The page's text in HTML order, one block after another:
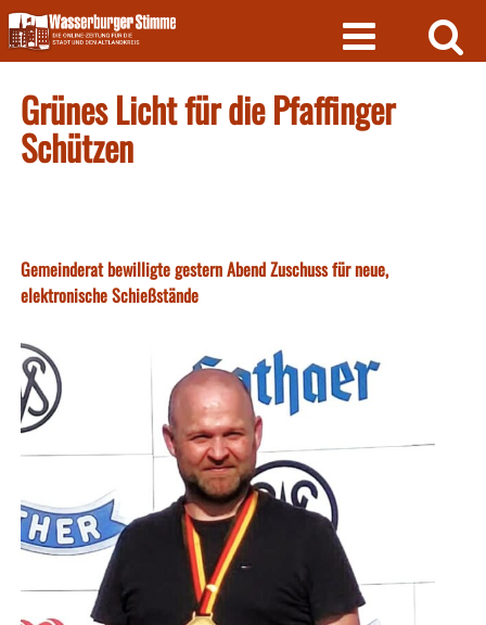
Skip
to
content
Grünes Licht für die Pfaffinger
Schützen
Gemeinderat bewilligte gestern Abend Zuschuss für neue,
elektronische Schießstände